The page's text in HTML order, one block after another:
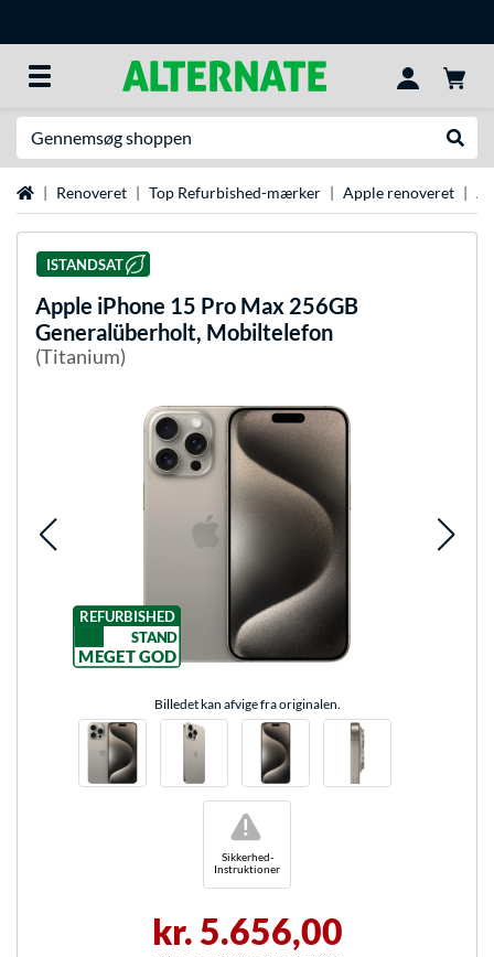
StartsideRenoveret Top Refurbished-mærker Apple renoveret
ISTANDSAT
Apple iPhone 15 Pro Max 256GB
Generalüberholt, Mobiltelefon
(Titanium)
REFURBISHED
STAND
MEGET GOD
Billedet kan afvige fra originalen.
Sikkerhed-
Instruktioner
!
kr. 5.656,00